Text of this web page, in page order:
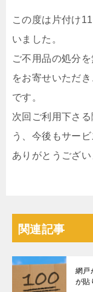
この度は片付け
いました。
ご不用品の処分
をお寄せいただ
です。
次回ご利用下さ
う、今後もサー
ありがとうござい
関連記事
網戸
が貼